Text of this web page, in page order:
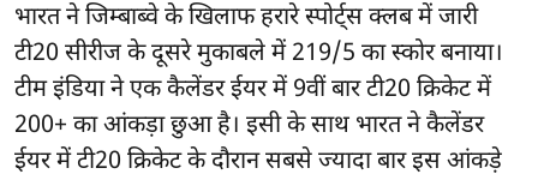
भारत ने जिम्बाब्वे के खिलाफ हरारे स्पोर्ट्स क्लब में जारी
टी20 सीरीज के दूसरे मुकाबले में 219/5 का स्कोर बनाया।
टीम इंडिया ने एक कैलेंडर ईयर में 9वीं बार टी20 क्रिकेट में
200+ का आंकड़ा छुआ है। इसी के साथ भारत ने कैलेंडर
ईयर में टी20 क्रिकेट के दौरान सबसे ज्यादा बार इस आंकड़े